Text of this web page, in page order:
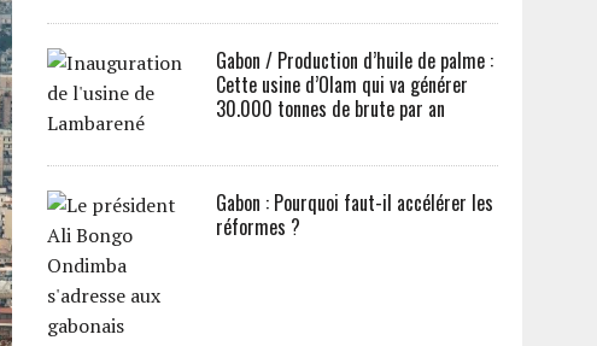
Gabon / Production d’huile de palme :
Cette usine d’Olam qui va générer
30.000 tonnes de brute par an
Gabon : Pourquoi faut-il accélérer les
réformes ?